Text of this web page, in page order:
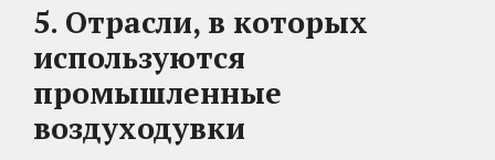
5. Отрасли, в которых
используются
промышленные
воздуходувки